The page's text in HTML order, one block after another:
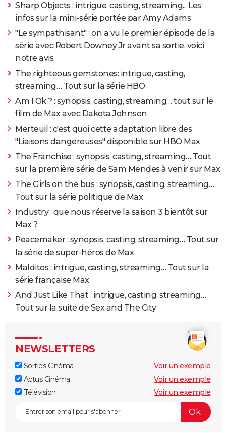
Sharp Objects : intrigue, casting, streaming... Les
infos sur la mini-série portée par Amy Adams
"Le sympathisant" : on a vu le premier épisode de la
série avec Robert Downey Jr avant sa sortie, voici
notre avis
The righteous gemstones: intrigue, casting,
streaming… Tout sur la série HBO
Am I Ok ? : synopsis, casting, streaming… tout sur le
film de Max avec Dakota Johnson
Merteuil : c'est quoi cette adaptation libre des
"Liaisons dangereuses" disponible sur HBO Max
The Franchise : synopsis, casting, streaming… Tout
sur la première série de Sam Mendes à venir sur Max
The Girls on the bus : synopsis, casting, streaming…
Tout sur la série politique de Max
Industry : que nous réserve la saison 3 bientôt sur
Max ?
Peacemaker : synopsis, casting, streaming… Tout sur
la série de super-héros de Max
Malditos : intrigue, casting, streaming… Tout sur la
série française Max
And Just Like That : intrigue, casting, streaming…
Tout sur la suite de Sex and The City
NEWSLETTERS
Sorties Cinéma
Voir un exemple
Actus Cinéma
Voir un exemple
Télévision
Voir un exemple